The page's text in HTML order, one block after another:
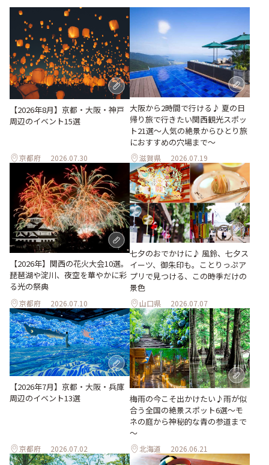
【2026年8月】京都・大阪・神戸
周辺のイベント15選
京都府 2026.07.30
大阪から2時間で行ける♪ 夏の日
帰り旅で行きたい関西観光スポッ
ト21選～人気の絶景からひとり旅
におすすめの穴場まで～
滋賀県 2026.07.19
【2026年】関西の花火大会10選。
琵琶湖や淀川、夜空を華やかに彩
る光の祭典
京都府 2026.07.10
七夕のおでかけに♪ 風鈴、七夕ス
イーツ、御朱印も。ことりっぷア
プリで見つける、この時季だけの
景色
山口県 2026.07.07
【2026年7月】京都・大阪・兵庫
周辺のイベント13選
京都府 2026.07.02
梅雨の今こそ出かけたい♪雨が似
合う全国の絶景スポット6選～モ
ネの庭から神秘的な青の参道まで
～
北海道 2026.06.21